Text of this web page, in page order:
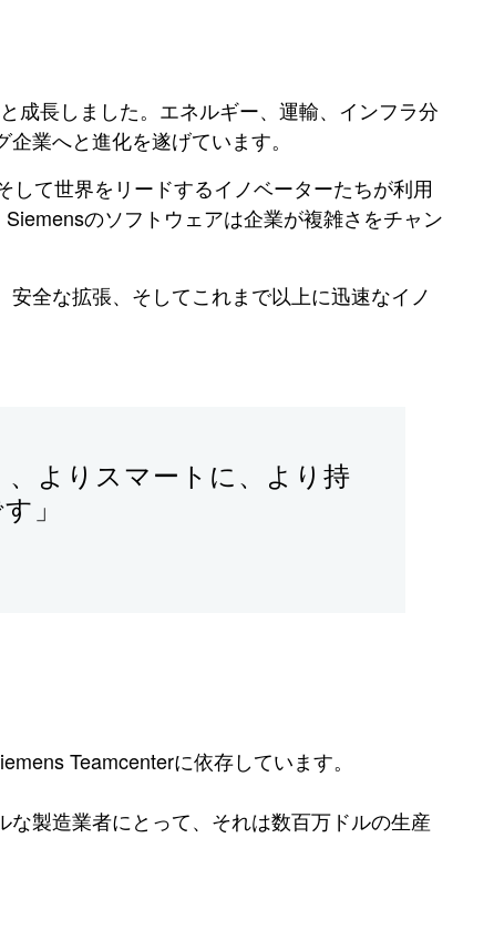
成長しました。エネルギー、運輸、インフラ分
業へと進化を遂げています。
て世界をリードするイノベーターたちが利用
のソフトウェアは企業が複雑さをチャン
全な拡張、そしてこれまで以上に迅速なイノ
、よりスマートに、より持
」
Teamcenterに依存しています。
製造業者にとって、それは数百万ドルの生産